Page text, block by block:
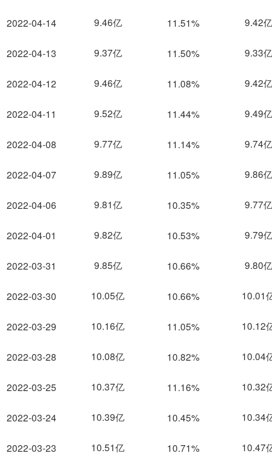
2022-04-14
2022-04-13
2022-04-12
2022-04-11
2022-04-08
2022-04-07
2022-04-06
2022-04-01
2022-03-31
2022-03-30
2022-03-29
2022-03-28
2022-03-25
2022-03-24
2022-03-23
9.46亿 11.51% 9.42亿
9.37亿 11.50% 9.33亿
9.46亿 11.08% 9.42亿
9.52亿 11.44% 9.49亿
9.77亿 11.14% 9.74亿
9.89亿 11.05% 9.86亿
9.81亿 10.35% 9.77亿
9.82亿 10.53% 9.79亿
9.85亿 10.66% 9.80亿
10.05亿 10.66% 10.01
10.16亿 11.05% 10.12
10.08亿 10.82% 10.04
10.37亿 11.16% 10.32
10.39亿 10.45% 10.34
10.51亿 10.71% 10.47